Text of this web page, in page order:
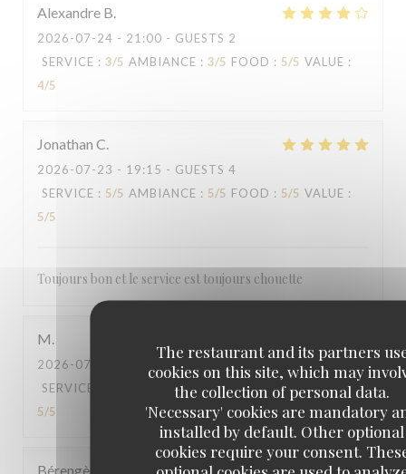
The restaurant and its partners
cookies on this site, which may
the collection of personal data.
'Necessary' cookies are mandatory
installed by default. Other optional
cookies require your consent.
Alexandre B
2026-07-24 - 21:00 - GUESTS 2
SERVICE : 3/5 AMBIANCE : 3/5 FOOD : 5/5 VALUE :
4/5
Jonathan C
2026-07-23 - 19:15 - GUESTS 4
SERVICE : 5/5 AMBIANCE : 5/5 FOOD : 5/5 VALUE :
5/5
Toujours bon et le service est toujours chouette
M
2026-07-20
- 19:00 - GUESTS 6
SERVICE
AMBIANCE : 5/5 FOOD : 5 /5 VALUE:
5/5
Bérengère